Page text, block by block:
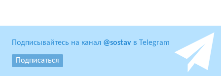
Подписывайтесь на канал @sostav в Telegram
Подписаться